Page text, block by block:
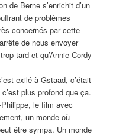
de Berne s’enrichit d’un
de problèmes
concernés par cette
de nous envoyer
tard et qu’Annie Cordy
exilé à Gstaad, c’était
plus profond que ça.
le film avec
un monde où
être sympa. Un monde